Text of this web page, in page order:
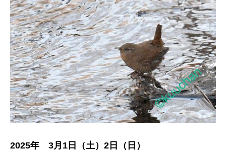
2025年 3月1日（土）2日（日）